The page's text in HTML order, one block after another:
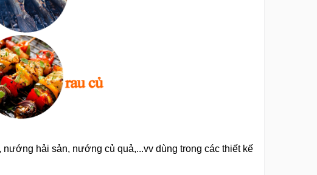
hải sản, nướng củ quả,...vv dùng trong các thiết kế